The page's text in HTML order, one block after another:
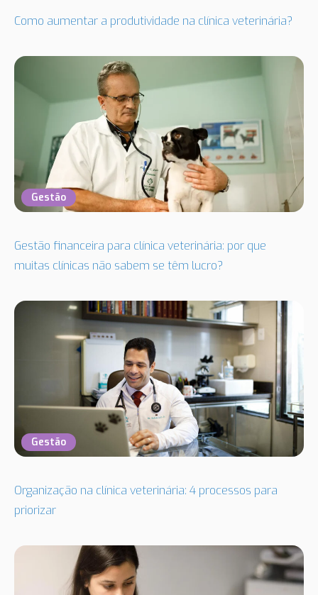
Como aumentar a produtividade na clínica veterinária?
Gestão
Gestão financeira para clínica veterinária: por que
muitas clínicas não sabem se têm lucro?
Gestão
Organização na clínica veterinária: 4 processos para
priorizar